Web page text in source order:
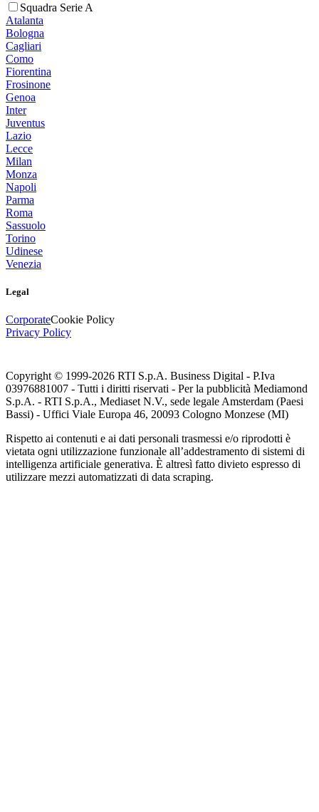
Squadra Serie A
Atalanta
Bologna
Cagliari
Como
Fiorentina
Frosinone
Genoa
Inter
Juventus
Lazio
Lecce
Milan
Monza
Napoli
Parma
Roma
Sassuolo
Torino
Udinese
Venezia
Legal
CorporateCookie Policy
Privacy Policy
Copyright © 1999-2026 RTI S.p.A. Business Digital - P.Iva
03976881007 - Tutti i diritti riservati - Per la pubblicità Mediamond
S.p.A. - RTI S.p.A., Mediaset N.V., sede legale Amsterdam (Paesi
Bassi) - Uffici Viale Europa 46, 20093 Cologno Monzese (MI)
Rispetto ai contenuti e ai dati personali trasmessi e/o riprodotti è
vietata ogni utilizzazione funzionale all’addestramento di sistemi di
intelligenza artificiale generativa. È altresì fatto divieto espresso di
utilizzare mezzi automatizzati di data scraping.